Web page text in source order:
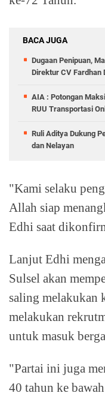
BACA JUGA
Dugaan Penipuan,
Direktur CV Fardhan
AIA : Potongan
RUU Transportasi
Ruli Aditya Dukung
dan Nelayan
"Kami selaku
Allah siap
Edhi saat
Lanjut Edhi
Sulsel akan
saling melakukan
melakukan
untuk masuk
"Partai ini juga
40 tahun ke